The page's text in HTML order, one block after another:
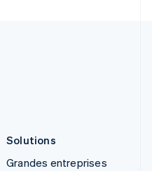
Solutions
Grandes entreprises